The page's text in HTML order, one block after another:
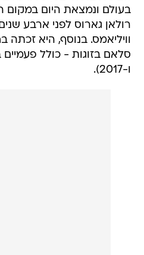
רולאן גארוס לפני ארבע
וויליאמס. בנוסף, היא זכתה
ו-2017).